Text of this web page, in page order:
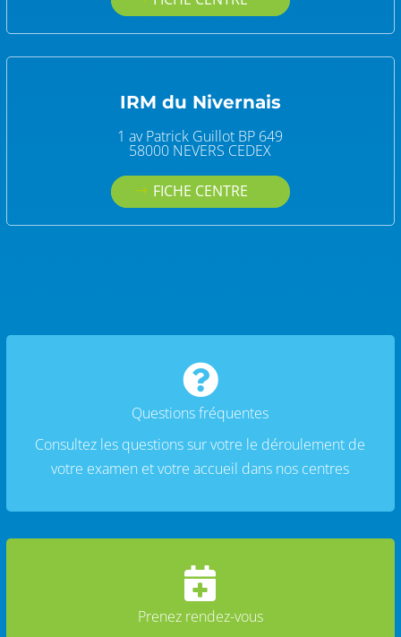
IRM du Nivernais
1 av Patrick Guillot BP 649
58000 NEVERS CEDEX
FICHE CENTRE

Questions fréquentes
Consultez les questions sur votre le déroulement de
votre examen et votre accueil dans nos centres

Prenez rendez-vous